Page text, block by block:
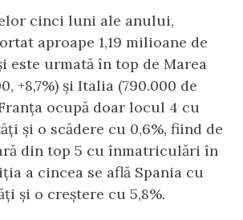
cinci luni ale anului,
aproape 1,19 milioane de
este urmată în top de Marea
+8,7%) și Italia (790.000 de
ocupă doar locul 4 cu
și o scădere cu 0,6%, fiind de
din top 5 cu înmatriculări în
a cincea se află Spania cu
și o creștere cu 5,8%.